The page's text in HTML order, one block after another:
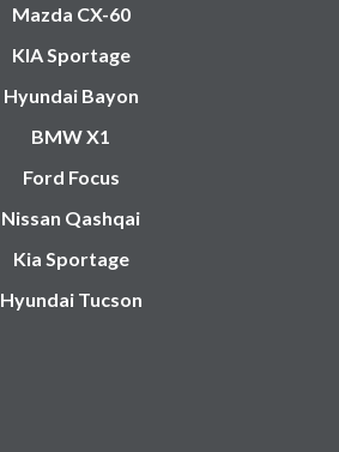
Mazda CX-60
KIA Sportage
Hyundai Bayon
BMW X1
Ford Focus
Nissan Qashqai
Kia Sportage
Hyundai Tucson